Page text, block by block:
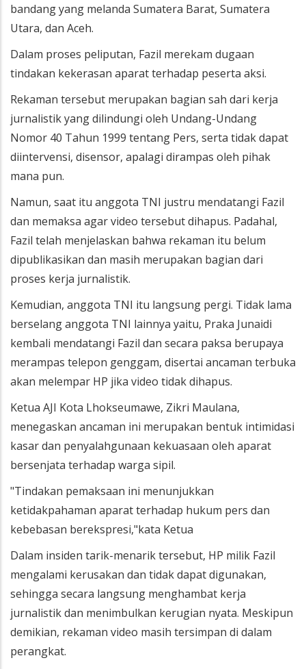
bandang yang melanda Sumatera Barat, Sumatera
Utara, dan Aceh.
Dalam proses peliputan, Fazil merekam dugaan
tindakan kekerasan aparat terhadap peserta aksi.
Rekaman tersebut merupakan bagian sah dari kerja
jurnalistik yang dilindungi oleh Undang-Undang
Nomor 40 Tahun 1999 tentang Pers, serta tidak dapat
diintervensi, disensor, apalagi dirampas oleh pihak
mana pun.
Namun, saat itu anggota TNI justru mendatangi Fazil
dan memaksa agar video tersebut dihapus. Padahal,
Fazil telah menjelaskan bahwa rekaman itu belum
dipublikasikan dan masih merupakan bagian dari
proses kerja jurnalistik.
Kemudian, anggota TNI itu langsung pergi. Tidak lama
berselang anggota TNI lainnya yaitu, Praka Junaidi
kembali mendatangi Fazil dan secara paksa berupaya
merampas telepon genggam, disertai ancaman terbuka
akan melempar HP jika video tidak dihapus.
Ketua AJI Kota Lhokseumawe, Zikri Maulana,
menegaskan ancaman ini merupakan bentuk intimidasi
kasar dan penyalahgunaan kekuasaan oleh aparat
bersenjata terhadap warga sipil.
"Tindakan pemaksaan ini menunjukkan
ketidakpahaman aparat terhadap hukum pers dan
kebebasan berekspresi,"kata Ketua
Dalam insiden tarik-menarik tersebut, HP milik Fazil
mengalami kerusakan dan tidak dapat digunakan,
sehingga secara langsung menghambat kerja
jurnalistik dan menimbulkan kerugian nyata. Meskipun
demikian, rekaman video masih tersimpan di dalam
perangkat.